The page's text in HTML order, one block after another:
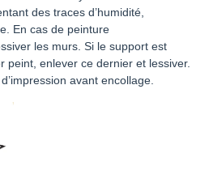
des traces d’humidité
. En cas de peinture
les murs. Si le support est
peint, enlever ce dernier et lessiver.
avant encollage.